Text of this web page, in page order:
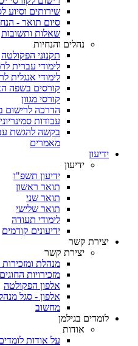
שירותים וסיוע
סיום תואר -
שאלות ותשובות
נהלים והנחיות
תקנוני הפקולטה
לימודי עברית
לימודי אנגלית
קורסים בשפה
קורסי מגוון
הדרכה לרישום
עבודות
בקשה להגשת
מאמרים
ידיעון
ידיעון
ידיעון תשפ"ו
תואר ראשון
תואר שני
תואר שלישי
לימודי תעודה
ידיעונים קודמים
יצירת קשר
יצירת קשר
מנהלת
מזכירויות
אלפון הפקולטה
אלפון - סגל
מחשוב
לומדים בגילמן
אודות
על אודות